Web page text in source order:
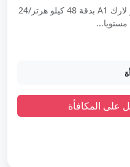
ميكروفون لاسلكي مغناطيسي صغير لارك A1 بدقة 48 كيلو هرتز/24
على المكافأة